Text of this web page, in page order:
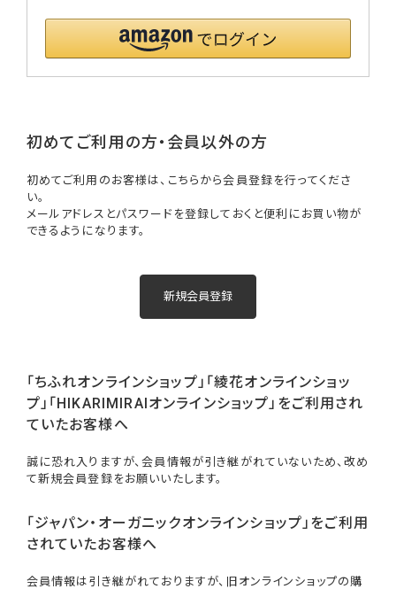
初めてご利用の方・会員以外の方
初めてご利用のお客様は、こちらから会員登録を行ってくださ
い。
メールアドレスとパスワードを登録しておくと便利にお買い物が
できるようになります。
「ちふれオンラインショップ」「綾花オンラインショッ
プ」「HIKARIMIRAIオンラインショップ」をご利用され
ていたお客様へ
誠に恐れ入りますが、会員情報が引き継がれていないため、改め
て新規会員登録をお願いいたします。
「ジャパン・オーガニックオンラインショップ」をご利用
されていたお客様へ
会員情報は引き継がれておりますが、旧オンラインショップの購